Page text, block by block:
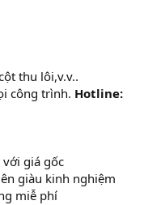
thu lôi,v.v..
công trình. Hotline:
giá gốc
giàu kinh nghiệm
miễ phí